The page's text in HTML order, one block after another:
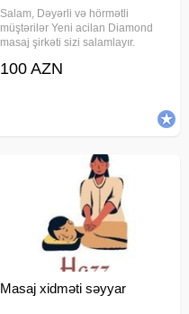
Salam, Dəyərli və hörmətli
müştərilər Yeni acilan Diamond
masaj şirkəti sizi salamlayır.
xidmətinizdəyik. Massaj növləri:
100 AZN
Masaj xidməti səyyar